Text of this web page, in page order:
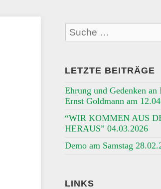
LETZTE BEITRÄGE
Ehrung und Gedenken
Ernst Goldmann am
“WIR KOMMEN AUS
HERAUS” 04.03.2026
Demo am Samstag
LINKS